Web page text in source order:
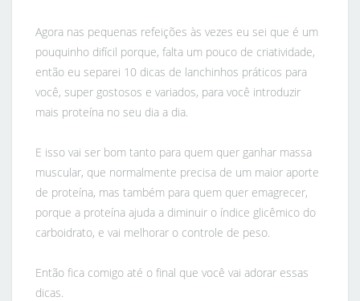
Agora nas pequenas refeições às vezes eu sei que é um
pouquinho difícil porque, falta um pouco de criatividade,
então eu separei 10 dicas de lanchinhos práticos para
você, super gostosos e variados, para você introduzir
mais proteína no seu dia a dia.
E isso vai ser bom tanto para quem quer ganhar massa
muscular, que normalmente precisa de um maior aporte
de proteína, mas também para quem quer emagrecer,
porque a proteína ajuda a diminuir o índice glicêmico do
carboidrato, e vai melhorar o controle de peso.
Então fica comigo até o final que você vai adorar essas
dicas.